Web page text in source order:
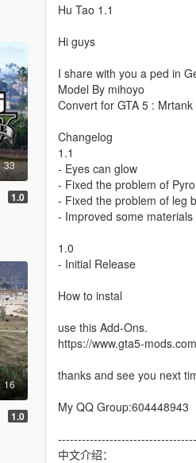
33
1.0
16
1.0
Hu Tao 1.1
Hi guys
I share with you a ped in
Model By mihoyo
Convert for GTA 5 : Mrtank
Changelog
1.1
- Eyes can glow
- Fixed the problem of
- Fixed the problem of leg
- Improved some materials
1.0
- Initial Release
How to instal
use this Add-Ons.
https://www.gta5-
thanks and see you next
My QQ Group:604448943
中文介绍：